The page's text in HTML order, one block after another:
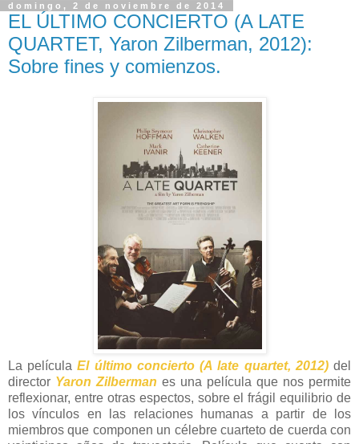
domingo, 2 de noviembre de 2014
EL ÚLTIMO CONCIERTO (A LATE
QUARTET, Yaron Zilberman, 2012):
Sobre fines y comienzos.
La películaEl último concierto (A late quartet, 2012)del
director Yaron Zilberman es una película que nos permite
reflexionar, entre otras espectos, sobre el frágil equilibrio de
los vínculos en las relaciones humanas a partir de los
miembros que componen un célebre cuarteto de cuerda con